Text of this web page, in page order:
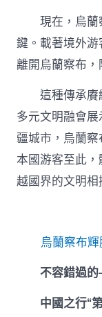
現在，烏
鍵。載著境外
離開烏蘭察布
這種傳承
多元文明融會
疆城市，烏蘭
本國游客至此
越國界的文明相
烏蘭察布
不容錯過
中國之行“